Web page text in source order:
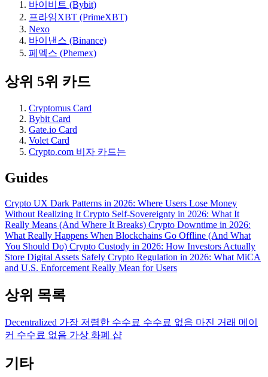
바이비트 (Bybit)
프라임XBT (PrimeXBT)
Nexo
바이낸스 (Binance)
페멕스 (Phemex)
상위 5위 카드
Cryptomus Card
Bybit Card
Gate.io Card
Volet Card
Crypto.com 비자 카드는
Guides
Crypto UX Dark Patterns in 2026: Where Users Lose Money
Without Realizing It Crypto Self-Sovereignty in 2026: What It
Really Means (And Where It Breaks) Crypto Downtime in 2026:
What Really Happens When Blockchains Go Offline (And What
You Should Do) Crypto Custody in 2026: How Investors Actually
Store Digital Assets Safely Crypto Regulation in 2026: What MiCA
and U.S. Enforcement Really Mean for Users
상위 목록
Decentralized 가장 저렴한 수수료 수수료 없음 마진 거래 메이
커 수수료 없음 가상 화폐 샵
기타